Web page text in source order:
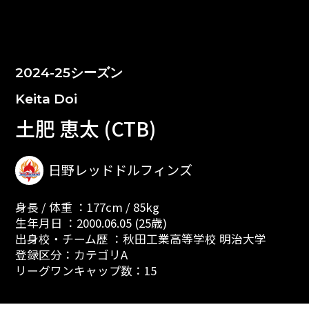
2024-25シーズン
Keita Doi
土肥 恵太 (CTB)
日野レッドドルフィンズ
身長 / 体重 ：177cm / 85kg
生年月日 ：2000.06.05 (25歳)
出身校・チーム歴 ：秋田工業高等学校 明治大学
登録区分：カテゴリA
リーグワンキャップ数：15